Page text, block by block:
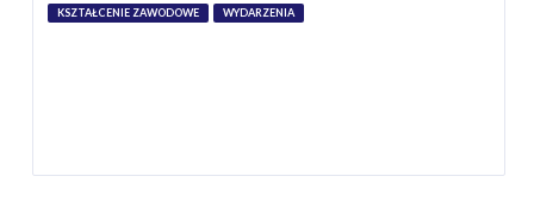
KSZTAŁCENIE ZAWODOWE WYDARZENIA